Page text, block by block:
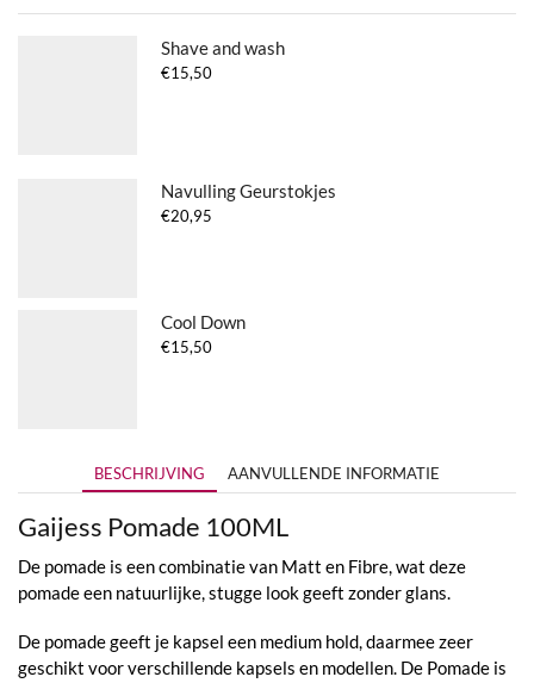
Shave and wash
€15,50
Navulling Geurstokjes
€20,95
Cool Down
€15,50
BESCHRIJVING AANVULLENDE INFORMATIE
Gaijess Pomade 100ML
De pomade is een combinatie van Matt en Fibre, wat deze
pomade een natuurlijke, stugge look geeft zonder glans.
De pomade geeft je kapsel een medium hold, daarmee zeer
geschikt voor verschillende kapsels en modellen. De Pomade is